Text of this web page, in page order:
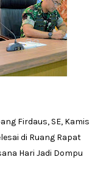
Firdaus, SE, Kamis
di Ruang Rapat
Hari Jadi Dompu